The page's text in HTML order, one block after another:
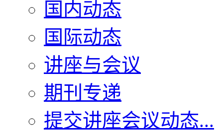
国内动态
国际动态
讲座与会议
期刊专递
提交讲座会议动态...